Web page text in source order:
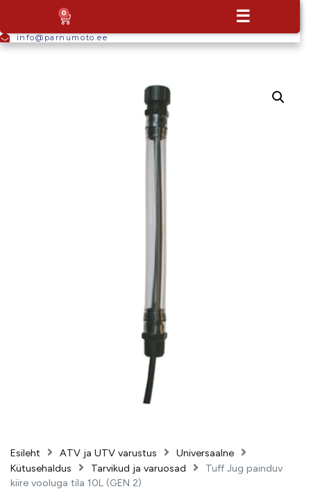
info@parnumoto.ee
0 ☰
Esileht ATV ja UTV varustus
Universaalne
Kütusehaldus
Tarvikud ja varuosad
Tuff Jug painduv
kiire vooluga tila 10L (GEN 2)